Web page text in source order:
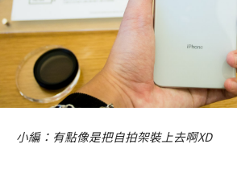
小編：有點像是把自拍架裝上去啊XD